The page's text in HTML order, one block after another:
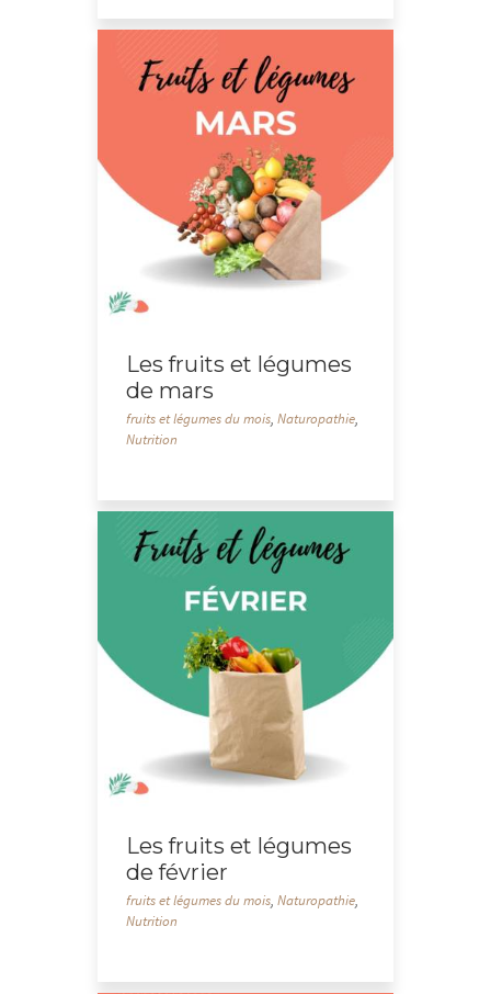
Les fruits et légumes
de mars
fruits et légumes du mois,Naturopathie,
Nutrition
Les fruits et légumes
de février
fruits et légumes du mois,Naturopathie,
Nutrition